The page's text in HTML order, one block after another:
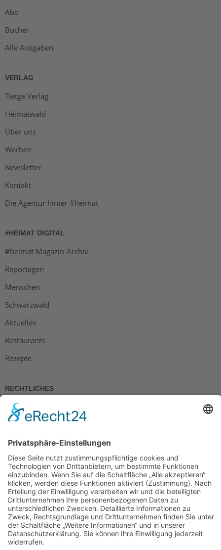
Abo
Bücher
Alle Ausgaben
VERLAG
Tietge Verlag
Heimatwald
Über uns
Werben
Newsletter
Kontakt
Die Agentur hinter #heimat
#HEIMAT DIGITAL
#heimat Magazin-Archiv
Reportagen
Menschen
Schwarzwald
Aktuelles
Restaurants
Rezepte
RECHTLICHES
Impressum
Datenschutz
AGB
Widerrufsbelehrung
Bankdaten